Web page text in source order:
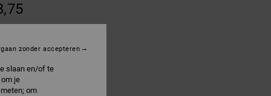
olive
slaan en/of te
je
om
zonder accepteren